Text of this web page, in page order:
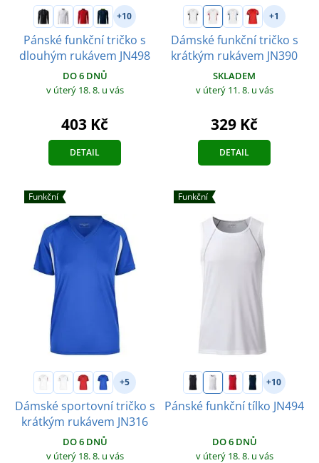
+10
Pánské funkční tričko s
dlouhým rukávem JN498
DO 6 DNŮ
v úterý 18. 8. u vás
403 Kč
DETAIL
+1
Dámské funkční tričko s
krátkým rukávem JN390
SKLADEM
v úterý 11. 8. u vás
329 Kč
DETAIL
Funkční
+5
Dámské sportovní tričko s
krátkým rukávem JN316
DO 6 DNŮ
v úterý 18. 8. u vás
Funkční
+10
Pánské funkční tílko JN494
DO 6 DNŮ
v úterý 18. 8. u vás